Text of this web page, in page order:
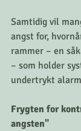
Samtidig vil
angst for,
rammer – en
– som holder
undertrykt
Frygten for
angsten"